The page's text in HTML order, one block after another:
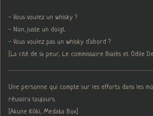
- Vous voulez un whisky ?
- Non, juste un doigt.
- Vous voulez pas un whisky d'abord ?
[La cité de la peur, Le commissaire Bialès et Odile
Une personne qui compte sur les efforts dans les
réussira toujours.
[Akune Kōki, Medaka Box]